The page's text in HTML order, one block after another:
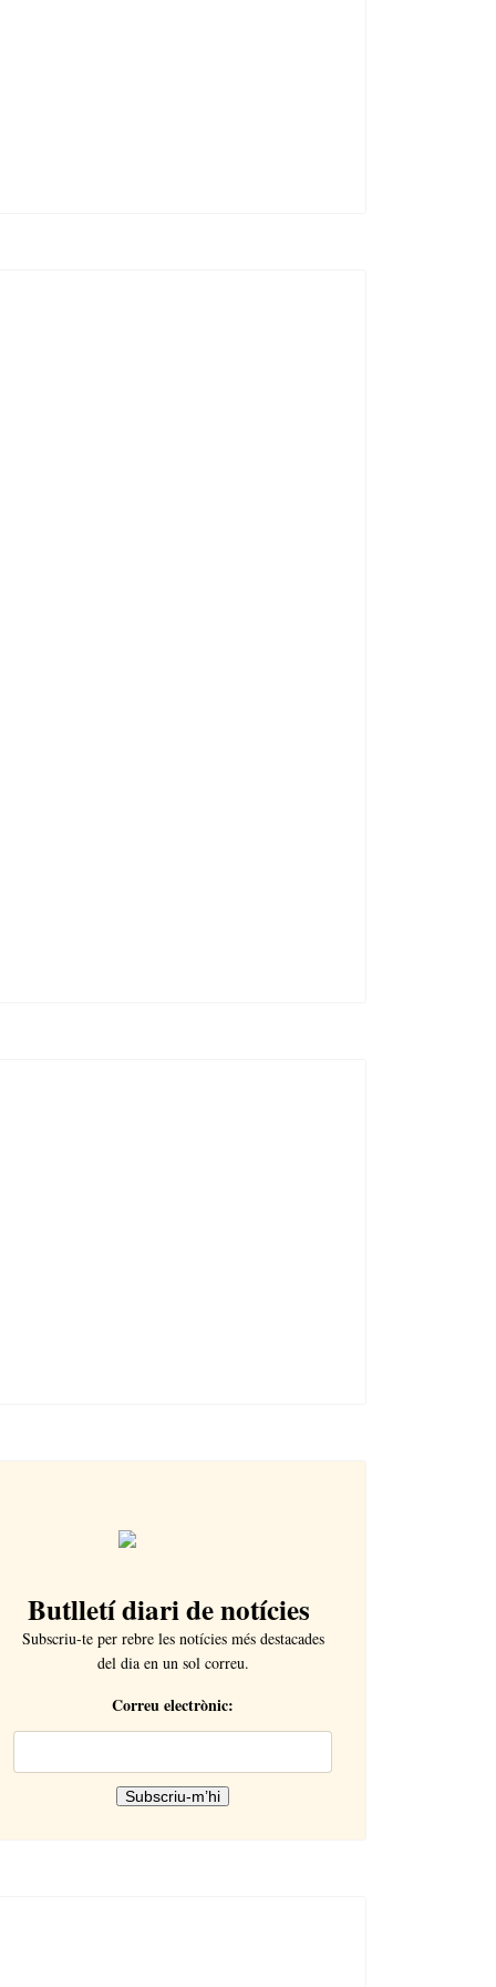
Butlletí diari de notícies
Subscriu-te per rebre les notícies més destacades
del dia en un sol correu.
Correu electrònic: